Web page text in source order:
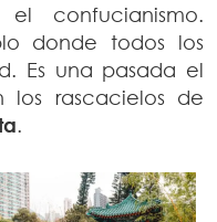
confucianismo.
donde todos los
Es una pasada el
rascacielos de
.